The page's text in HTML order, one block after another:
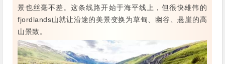
景也丝毫不差。这条线路开始于海平线上，但很快雄伟的
fjordlands山就让沿途的美景变换为草甸、幽谷、悬崖的高
山景致。